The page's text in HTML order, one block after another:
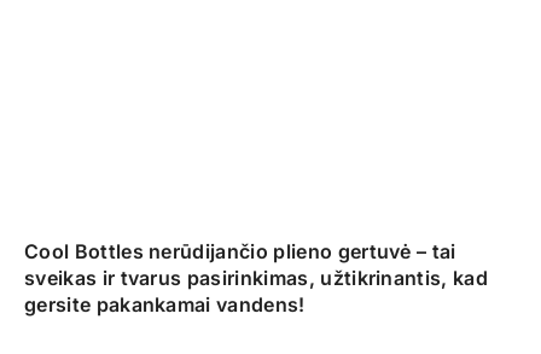
Cool Bottles nerūdijančio plieno gertuvė – tai
sveikas ir tvarus pasirinkimas, užtikrinantis, kad
gersite pakankamai vandens!